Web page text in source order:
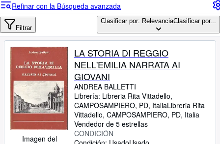
Búsqueda avanzada
Colecciones
Libros antiguos
Arte y coleccionismo
Vendedores
Comenzar a vender
Ayuda
CERRAR
Refinar con la Búsqueda avanzada
Filtrar
Clasificar por: RelevanciaClasificar por...
Imagen del
LA STORIA DI REGGIO
NELL'EMILIA NARRATA AI
GIOVANI
ANDREA BALLETTI
Librería: Libreria Rita Vittadello,
CAMPOSAMPIERO, PD, ItaliaLibreria Rita
Vittadello, CAMPOSAMPIERO, PD, Italia
Vendedor de 5 estrellas
CONDICIÓN